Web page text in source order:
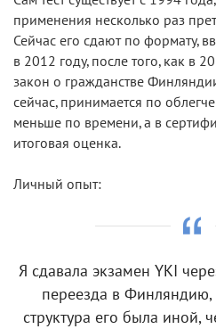
применения несколько раз
Сейчас его сдают по формату,
в 2012 году, после того, как в
закон о гражданстве
сейчас, принимается по
меньше по времени, а в
итоговая оценка.
Личный опыт:
Я сдавала экзамен YKI
переезда в Финляндию,
структура его была иной,